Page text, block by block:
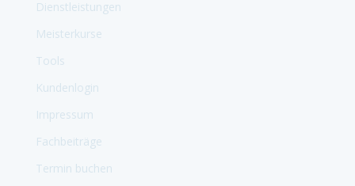
Dienstleistungen
Meisterkurse
Tools
Kundenlogin
Impressum
Fachbeiträge
Termin buchen